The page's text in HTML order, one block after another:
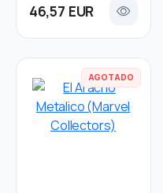
46,57 EUR
AGOTADO